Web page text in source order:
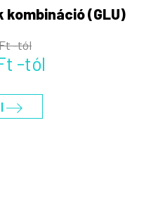
kombináció (GLU)
-tól
-tól